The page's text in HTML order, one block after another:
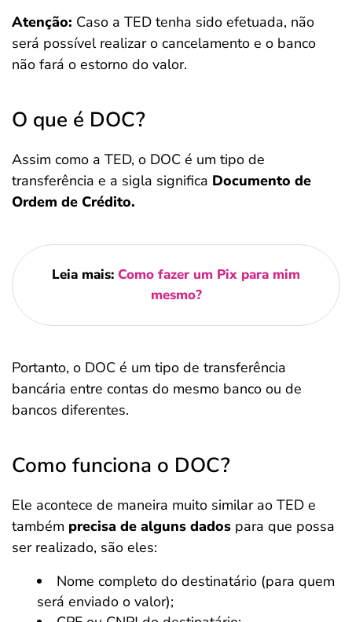
Atenção: Caso a TED tenha sido efetuada, não
será possível realizar o cancelamento e o banco
não fará o estorno do valor.
O que é DOC?
Assim como a TED, o DOC é um tipo de
transferência e a sigla significa Documento de
Ordem de Crédito.
Leia mais: Como fazer um Pix para mim
mesmo?
Portanto, o DOC é um tipo de transferência
bancária entre contas do mesmo banco ou de
bancos diferentes.
Como funciona o DOC?
Ele acontece de maneira muito similar ao TED e
também precisa de alguns dados para que possa
ser realizado, são eles:
Nome completo do destinatário (para quem
será enviado o valor);